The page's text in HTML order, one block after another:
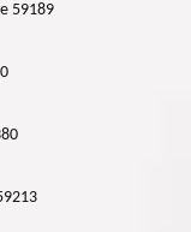
59189